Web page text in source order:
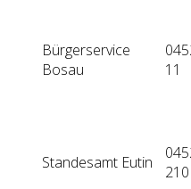
Bürgerservice
Bosau
11
Standesamt Eutin
210